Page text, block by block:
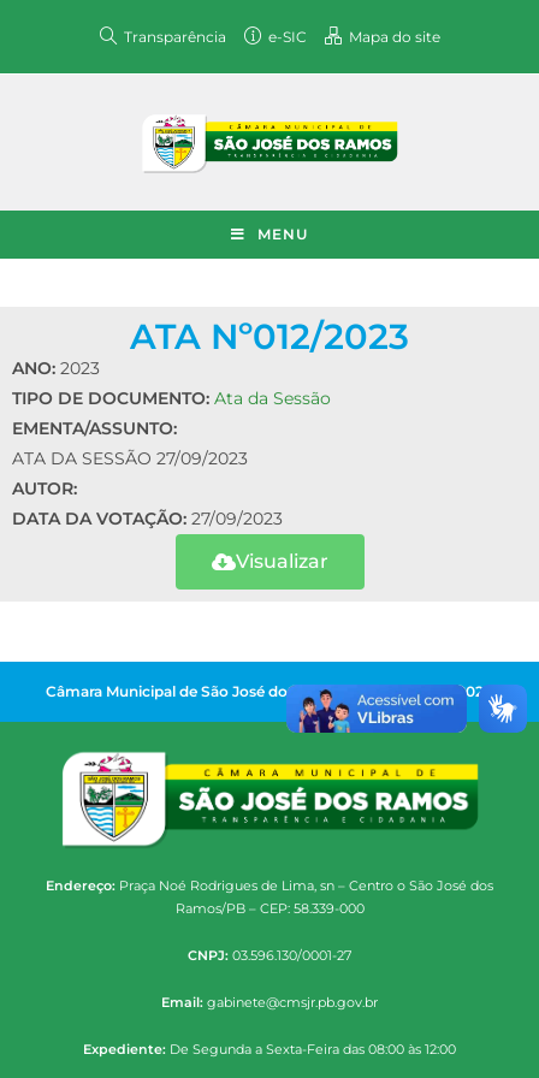
Transparência e-SIC Mapa do site
MENU
ATA Nº012/2023
ANO: 2023
TIPO DE DOCUMENTO: Ata da Sessão
EMENTA/ASSUNTO:
ATA DA SESSÃO 27/09/2023
AUTOR:
DATA DA VOTAÇÃO: 27/09/2023
Visualizar
Câmara Municipal de São José dos Ramos | Gestão 2025-2028
Endereço: Praça Noé Rodrigues de Lima, sn – Centro o São José dos
Ramos/PB – CEP: 58.339-000
CNPJ: 03.596.130/0001-27
Email: gabinete@cmsjr.pb.gov.br
Expediente: De Segunda a Sexta-Feira das 08:00 às 12:00